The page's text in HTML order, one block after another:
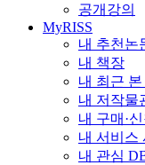
공개강의
MyRISS
내 추천논
내 책장
내 최근 본
내 저작물
내 구매·
내 서비스
내 관심